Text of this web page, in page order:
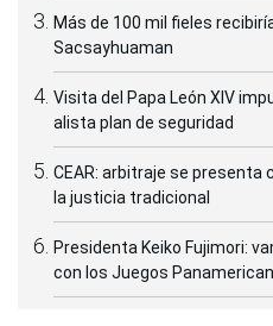
Más de 100 mil fieles
Sacsayhuaman
Visita del Papa León XIV
alista plan de seguridad
CEAR: arbitraje se
la justicia tradicional
Presidenta Keiko Fujimori:
con los Juegos